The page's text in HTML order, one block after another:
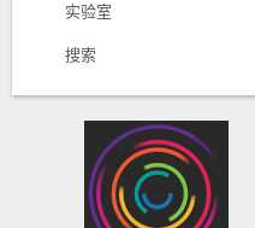
实验室
搜索